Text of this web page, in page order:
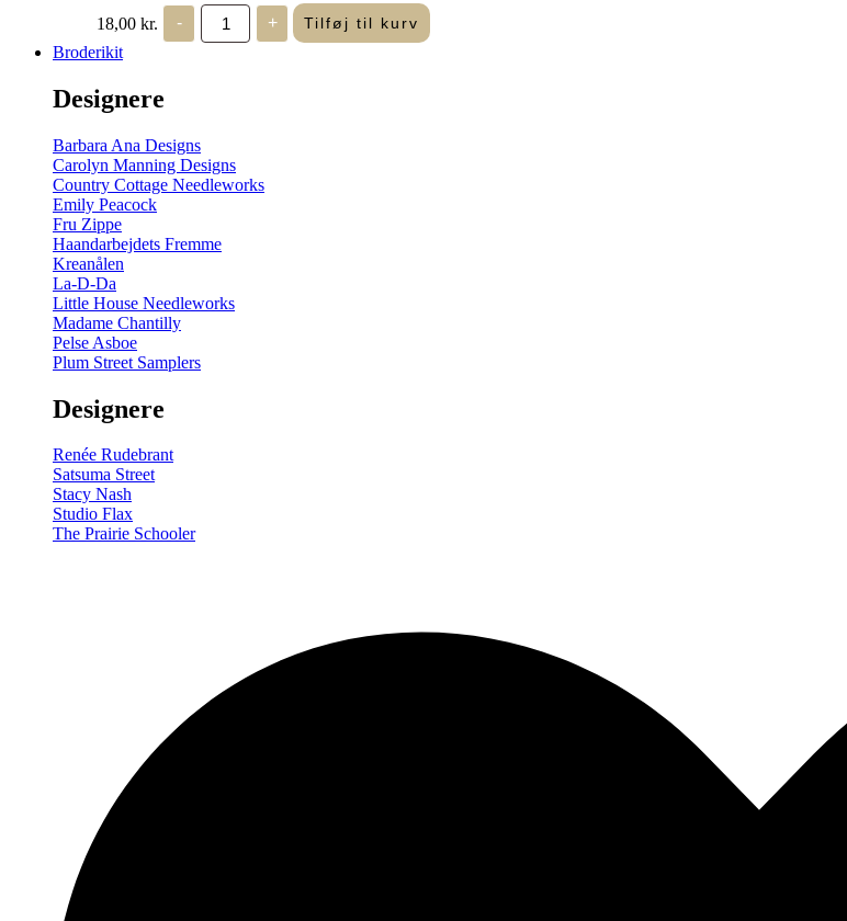
18,00 kr. -
Gütermann
Ritråd
-
+ Tilføj til kurv
Broderikit
Designere
Barbara Ana Designs
Carolyn Manning Designs
Country Cottage Needleworks
Emily Peacock
Fru Zippe
Haandarbejdets Fremme
Kreanålen
La-D-Da
Little House Needleworks
Madame Chantilly
Pelse Asboe
Plum Street Samplers
Designere
Renée Rudebrant
Satsuma Street
Stacy Nash
Studio Flax
The Prairie Schooler